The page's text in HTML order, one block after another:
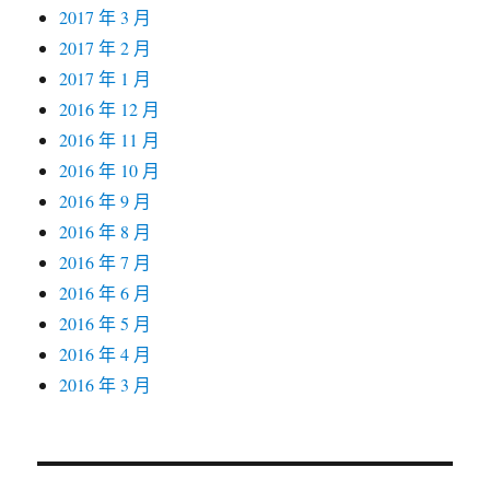
2017 年 3 月
2017 年 2 月
2017 年 1 月
2016 年 12 月
2016 年 11 月
2016 年 10 月
2016 年 9 月
2016 年 8 月
2016 年 7 月
2016 年 6 月
2016 年 5 月
2016 年 4 月
2016 年 3 月